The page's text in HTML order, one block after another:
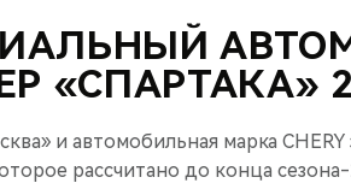
«СПАРТАКА»
и автомобильная марка
рассчитано до конца